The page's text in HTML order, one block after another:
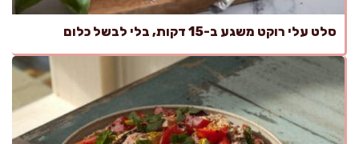
סלט עלי רוקט משגע ב-15 דקות, בלי לבשל כלום